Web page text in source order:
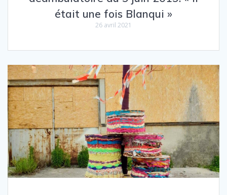
était une fois Blanqui »
26 avril 2021